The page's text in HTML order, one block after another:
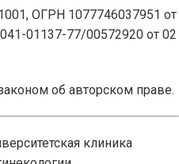
ОГРН 1077746037951 от
01137-77/00572920 от 02
об авторском праве.
клиника